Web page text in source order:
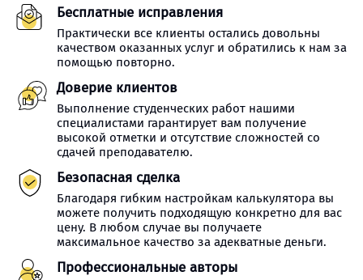
Бесплатные исправления
Практически все клиенты остались довольны
качеством оказанных услуг и обратились к нам за
помощью повторно.
Доверие клиентов
Выполнение студенческих работ нашими
специалистами гарантирует вам получение
высокой отметки и отсутствие сложностей со
сдачей преподавателю.
Безопасная сделка
Благодаря гибким настройкам калькулятора вы
можете получить подходящую конкретно для вас
цену. В любом случае вы получаете
максимальное качество за адекватные деньги.
Профессиональные авторы